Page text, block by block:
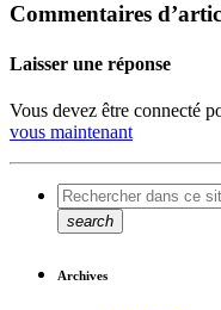
Commentaires
Laisser une réponse
Vous devez être connecté
vous maintenant
search
Archives